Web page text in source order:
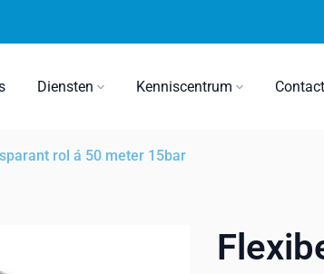
Diensten Kenniscentrum Contact
rol á 50 meter 15bar